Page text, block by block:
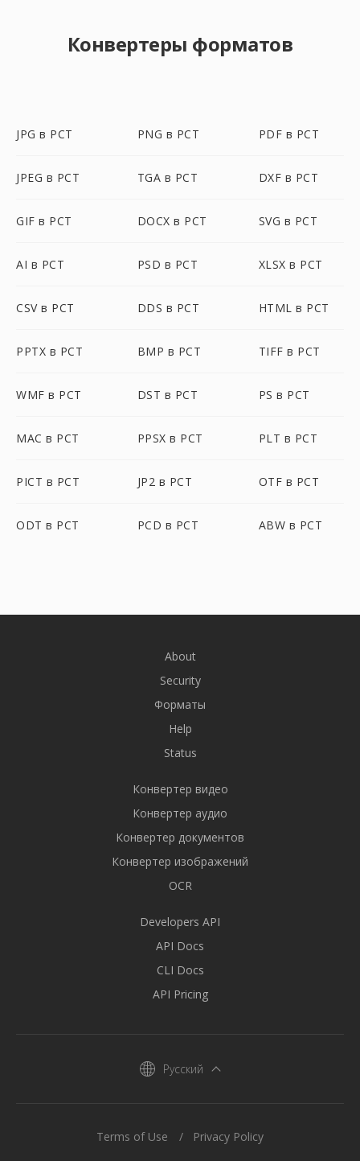
Конвертеры форматов
JPG в PCT PNG в PCT PDF в PCT
JPEG в PCT TGA в PCT DXF в PCT
GIF в PCT DOCX в PCT SVG в PCT
AI в PCT PSD в PCT XLSX в PCT
CSV в PCT DDS в PCT HTML в PCT
PPTX в PCT BMP в PCT TIFF в PCT
WMF в PCT DST в PCT PS в PCT
MAC в PCT PPSX в PCT PLT в PCT
PICT в PCT JP2 в PCT OTF в PCT
ODT в PCT PCD в PCT ABW в PCT
About
Security
Форматы
Help
Status
Конвертер видео
Конвертер аудио
Конвертер документов
Конвертер изображений
OCR
Developers API
API Docs
CLI Docs
API Pricing
Русский
Terms of Use Privacy Policy